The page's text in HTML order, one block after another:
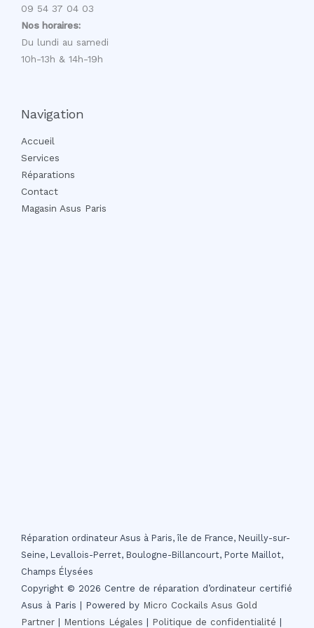
09 54 37 04 03
Nos horaires:
Du lundi au samedi
10h-13h & 14h-19h
Navigation
Accueil
Services
Réparations
Contact
Magasin Asus Paris
Réparation ordinateur Asus à Paris, île de France, Neuilly-sur-
Seine, Levallois-Perret, Boulogne-Billancourt, Porte Maillot,
Champs Élysées
Copyright © 2026 Centre de réparation d’ordinateur certifié
Asus à Paris | Powered by Micro Cockails Asus Gold
Partner
Mentions Légales Politique de confidentialité